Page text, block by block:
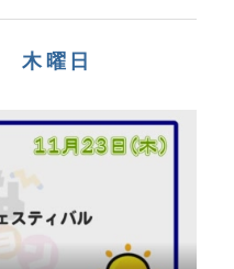
木曜日